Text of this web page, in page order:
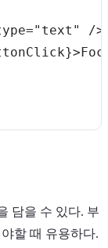
="text" />
}>
담을 수 있다. 부
할 때 유용하다.